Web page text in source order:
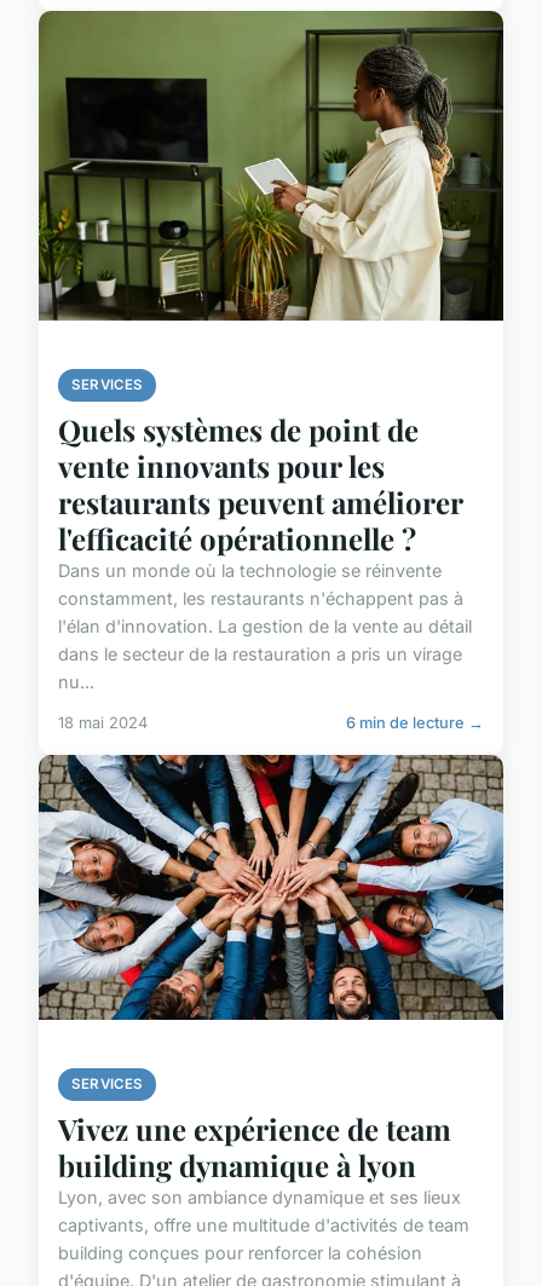
SERVICES
Quels systèmes de point de
vente innovants pour les
restaurants peuvent améliorer
l'efficacité opérationnelle ?
Dans un monde où la technologie se réinvente
constamment, les restaurants n'échappent pas à
l'élan d'innovation. La gestion de la vente au détail
dans le secteur de la restauration a pris un virage
nu...
18 mai 2024 6 min de lecture →
SERVICES
Vivez une expérience de team
building dynamique à lyon
Lyon, avec son ambiance dynamique et ses lieux
captivants, offre une multitude d'activités de team
building conçues pour renforcer la cohésion
d'équipe. D'un atelier de gastronomie stimulant à